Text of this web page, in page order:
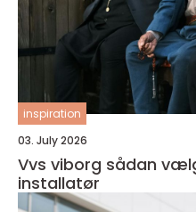
inspiration
03. July 2026
Vvs viborg sådan vælger du den rigtige
installatør